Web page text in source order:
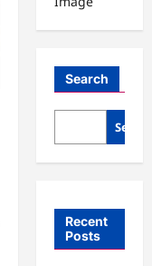
Search
Recent
Posts